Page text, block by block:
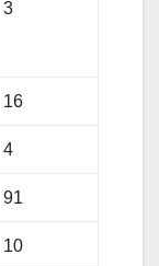
3
16
4
91
10